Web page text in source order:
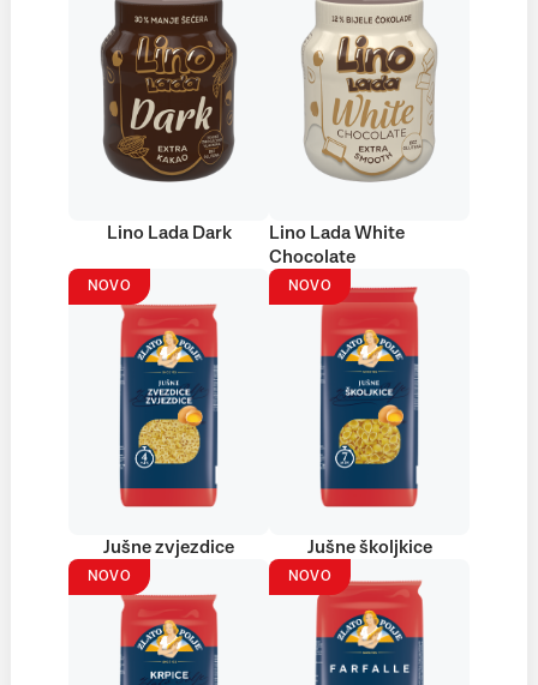
Lino Lada Dark
Lino Lada White
Chocolate
NOVO
Jušne zvjezdice
NOVO
Jušne školjkice
NOVO NOVO